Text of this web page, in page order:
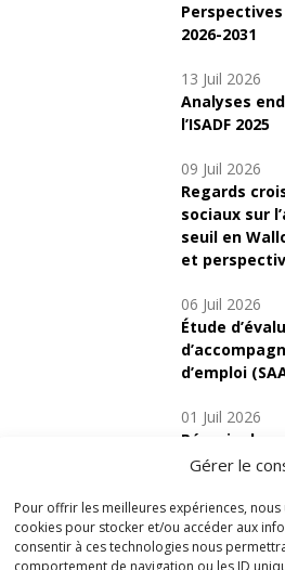
Gérer le
Pour offrir les meilleures expériences,
cookies pour stocker et/ou accéder aux
consentir à ces technologies nous
comportement de navigation ou les ID
2026-2031
13 Juil 2026
Analyses
l’ISADF 2025
09 Juil 2026
Regards
sociaux sur
seuil en
et
06 Juil 2026
Étude
d’emploi
01 Juil 2026
Pénurie du
indicateurs